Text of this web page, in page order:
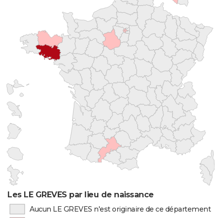
Les LE GREVES par lieu de naissance
Aucun LE GREVES n'est originaire de ce département